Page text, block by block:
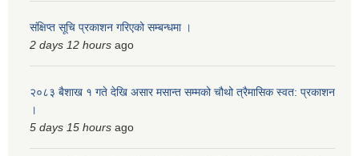
संक्षिप्त सूचि प्रकाशन गरिएको सम्बन्धमा ।
2 days 12 hours ago
२०८३ बैशाख १ गते देखि असार मसान्त सम्मको चौथो त्रैमासिक स्वत: प्रकाशन
।
5 days 15 hours ago